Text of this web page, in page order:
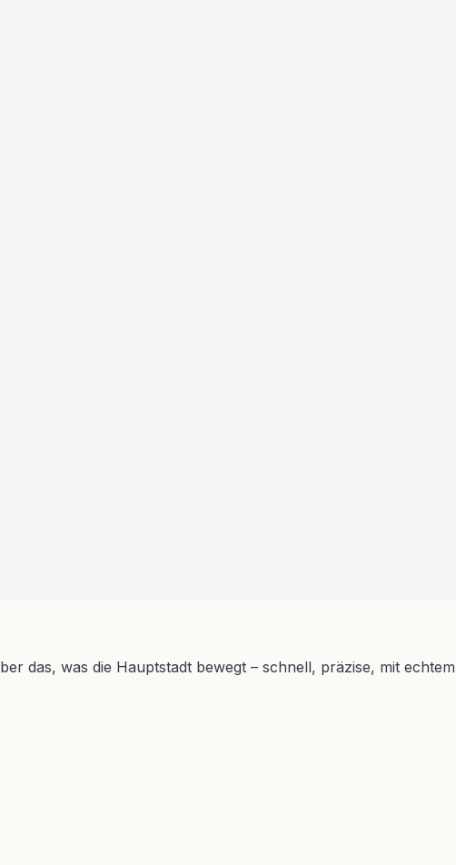
das, was die Hauptstadt bewegt – schnell, präzise, mit echtem